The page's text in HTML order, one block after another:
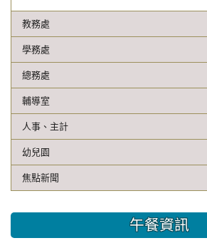
教務處
學務處
總務處
輔導室
人事、主計
幼兒園
焦點新聞
午餐資訊